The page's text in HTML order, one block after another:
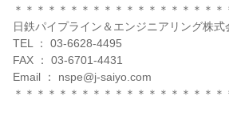
＊＊＊＊＊＊＊＊＊＊＊＊＊＊＊＊＊＊＊
日鉄パイプライン＆エンジニアリング株
TEL ： 03-6628-4495
FAX ： 03-6701-4431
Email ： nspe@j-saiyo.com
＊＊＊＊＊＊＊＊＊＊＊＊＊＊＊＊＊＊＊